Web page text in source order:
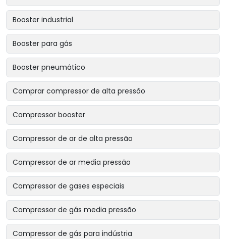
Booster industrial
Booster para gás
Booster pneumático
Comprar compressor de alta pressão
Compressor booster
Compressor de ar de alta pressão
Compressor de ar media pressão
Compressor de gases especiais
Compressor de gás media pressão
Compressor de gás para indústria